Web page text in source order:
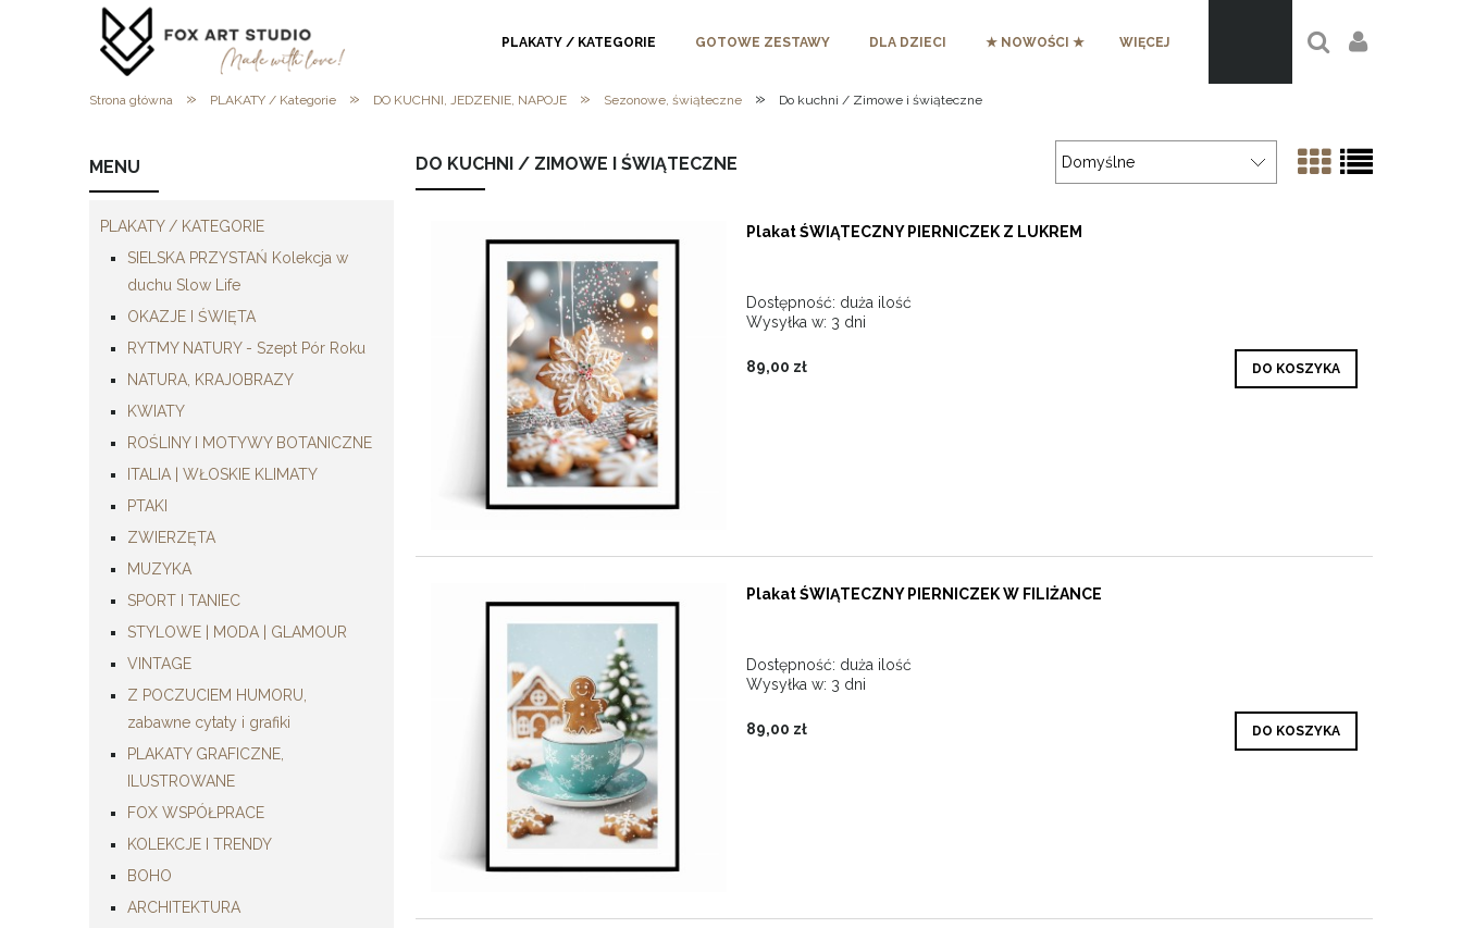
PLAKATY / KATEGORIE GOTOWE ZESTAWY DLA DZIECI ★ NOWOŚCI ★ WIĘCEJ
Strona główna » PLAKATY / Kategorie » DO KUCHNI, JEDZENIE, NAPOJE » Sezonowe, świąteczne » Do kuchni / Zimowe i świąteczne
MENU
PLAKATY / KATEGORIE
SIELSKA PRZYSTAŃ Kolekcja w
duchu Slow Life
OKAZJE I ŚWIĘTA
RYTMY NATURY - Szept Pór Roku
NATURA, KRAJOBRAZY
KWIATY
ROŚLINY I MOTYWY BOTANICZNE
ITALIA | WŁOSKIE KLIMATY
PTAKI
ZWIERZĘTA
MUZYKA
SPORT I TANIEC
STYLOWE | MODA | GLAMOUR
VINTAGE
Z POCZUCIEM HUMORU,
zabawne cytaty i grafiki
PLAKATY GRAFICZNE,
ILUSTROWANE
FOX WSPÓŁPRACE
KOLEKCJE I TRENDY
BOHO
ARCHITEKTURA
DO KUCHNI / ZIMOWE I ŚWIĄTECZNE
Plakat ŚWIĄTECZNY PIERNICZEK Z LUKREM
Dostępność: duża ilość
Wysyłka w: 3 dni
89,00 zł DO KOSZYKA
Plakat ŚWIĄTECZNY PIERNICZEK W FILIŻANCE
Dostępność: duża ilość
Wysyłka w: 3 dni
89,00 zł DO KOSZYKA